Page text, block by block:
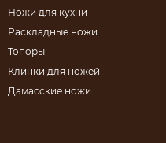
Ножи для кухни
Раскладные ножи
Топоры
Клинки для ножей
Дамасские ножи